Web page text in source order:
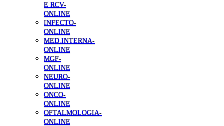
E RCV-
ONLINE
INFECTO-
ONLINE
MED.INTERNA-
ONLINE
MGF-
ONLINE
NEURO-
ONLINE
ONCO-
ONLINE
OFTALMOLOGIA-
ONLINE